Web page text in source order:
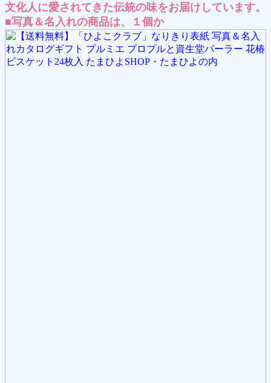
文化人に愛されてきた伝統の味をお届けしています。
■写真＆名入れの商品は、１個か